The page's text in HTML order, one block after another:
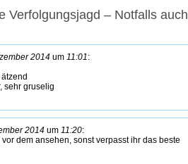
Verfolgungsjagd – Notfalls auch
2014 um 11:01 :
sehr gruselig
2014 um 11:20:
dem ansehen, sonst verpasst ihr das beste